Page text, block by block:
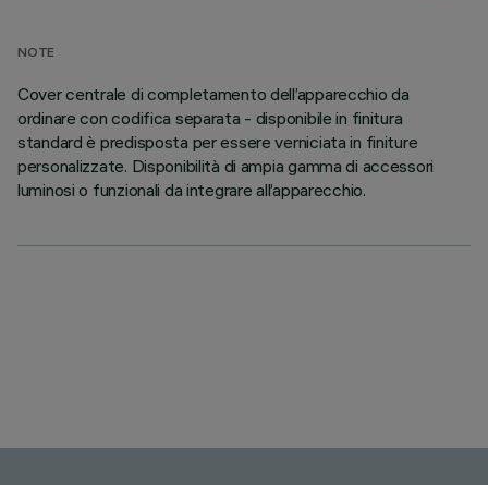
NOTE
Cover centrale di completamento dell’apparecchio da
ordinare con codifica separata - disponibile in finitura
standard è predisposta per essere verniciata in finiture
personalizzate. Disponibilità di ampia gamma di accessori
luminosi o funzionali da integrare all’apparecchio.